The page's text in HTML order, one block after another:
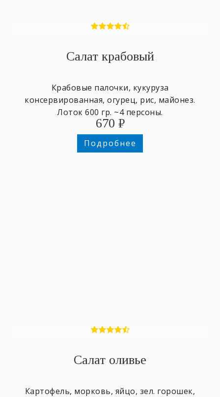
Салат крабовый
Крабовые палочки, кукуруза
консервированная, огурец, рис, майонез.
Лоток 600 гр. ~4 персоны.
670 ₽
Подробнее
Салат оливье
Картофель, морковь, яйцо, зел. горошек,